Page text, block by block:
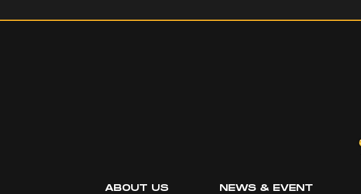
ABOUT US NEWS & EVENT